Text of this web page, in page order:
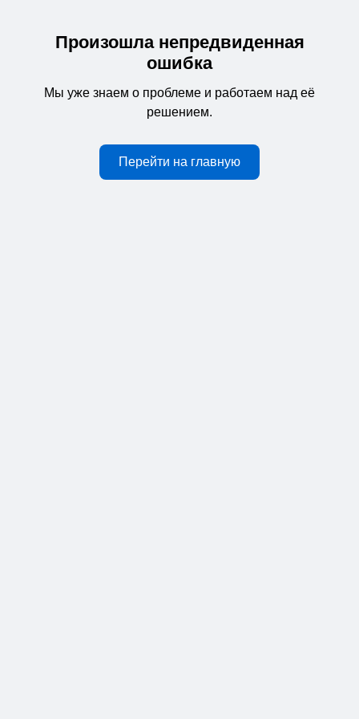
Произошла непредвиденная
ошибка
Мы уже знаем о проблеме и работаем над её
решением.
Перейти на главную